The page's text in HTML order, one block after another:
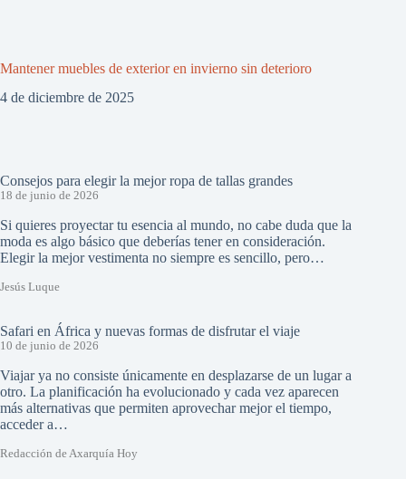
Mantener muebles de exterior en invierno sin deterioro
4 de diciembre de 2025
Consejos para elegir la mejor ropa de tallas grandes
18 de junio de 2026
Si quieres proyectar tu esencia al mundo, no cabe duda que la
moda es algo básico que deberías tener en consideración.
Elegir la mejor vestimenta no siempre es sencillo, pero…
Jesús Luque
Safari en África y nuevas formas de disfrutar el viaje
10 de junio de 2026
Viajar ya no consiste únicamente en desplazarse de un lugar a
otro. La planificación ha evolucionado y cada vez aparecen
más alternativas que permiten aprovechar mejor el tiempo,
acceder a…
Redacción de Axarquía Hoy